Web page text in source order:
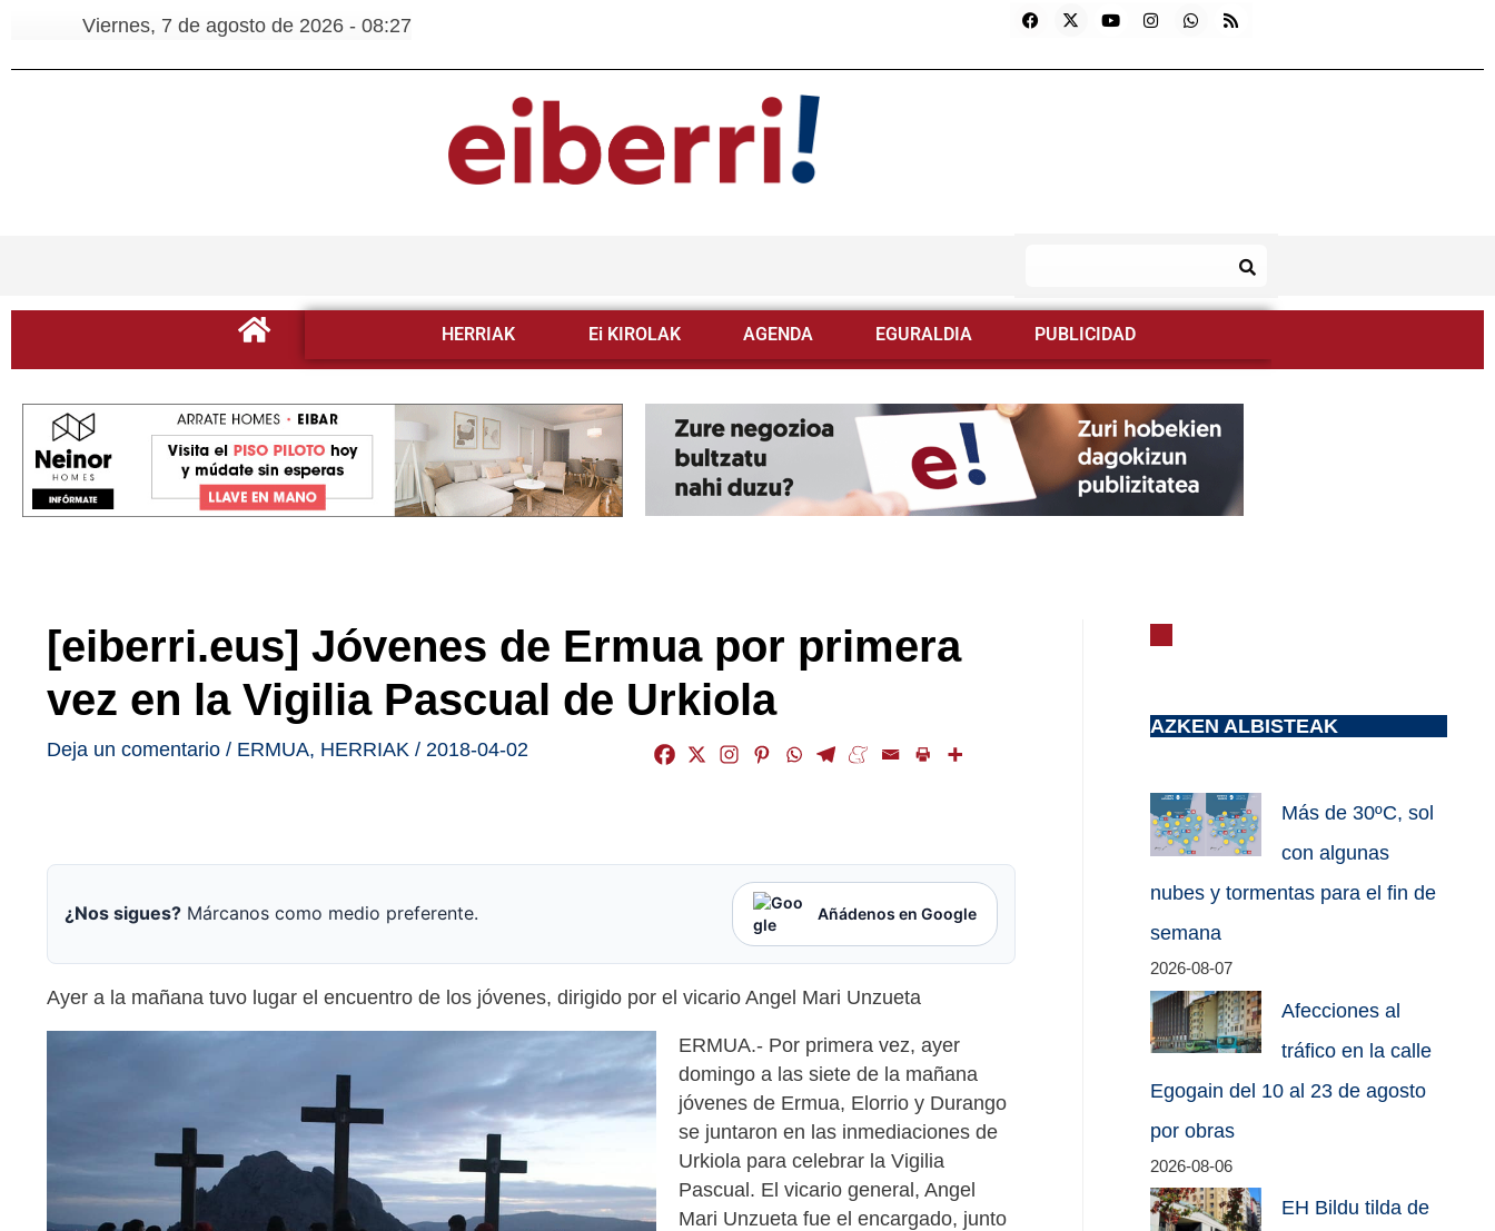
Viernes, 7 de agosto de 2026 - 08:27
HERRIAK Ei KIROLAK AGENDA EGURALDIA PUBLICIDAD
[eiberri.eus] Jóvenes de Ermua por primera
vez en la Vigilia Pascual de Urkiola
Deja un comentario / ERMUA, HERRIAK / 2018-04-02
¿Nos sigues? Márcanos como medio preferente. Añádenos en Google
Ayer a la mañana tuvo lugar el encuentro de los jóvenes, dirigido por el vicario Angel Mari Unzueta
ERMUA.- Por primera vez, ayer
domingo a las siete de la mañana
jóvenes de Ermua, Elorrio y Durango
se juntaron en las inmediaciones de
Urkiola para celebrar la Vigilia
Pascual. El vicario general, Angel
Mari Unzueta fue el encargado, junto
AZKEN ALBISTEAK
Más de 30ºC, sol
con algunas
nubes y tormentas para el fin de
semana
2026-08-07
Afecciones al
tráfico en la calle
Egogain del 10 al 23 de agosto
por obras
2026-08-06
EH Bildu tilda de